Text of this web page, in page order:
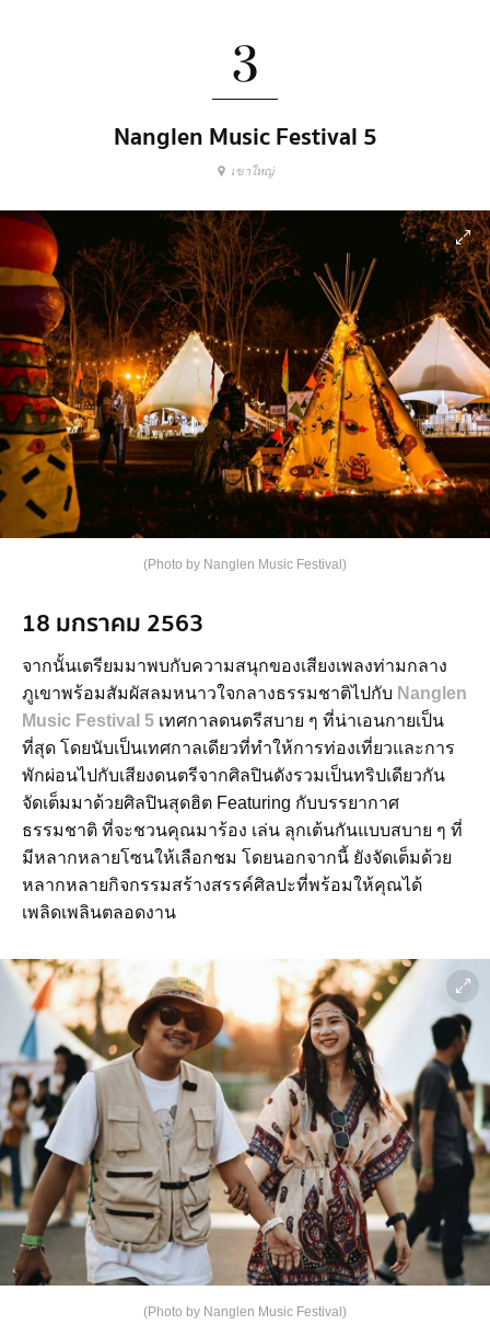
3
Nanglen Music Festival 5
เขาใหญ่
(Photo by Nanglen Music Festival)
18 มกราคม 2563
จากนั้นเตรียมมาพบกับความสนุกของเสียงเพลงท่ามกลาง
ภูเขาพร้อมสัมผัสลมหนาวใจกลางธรรมชาติไปกับ Nanglen
Music Festival 5 เทศกาลดนตรีสบาย ๆ ที่น่าเอนกายเป็น
ที่สุด โดยนับเป็นเทศกาลเดียวที่ทำให้การท่องเที่ยวและการ
พักผ่อนไปกับเสียงดนตรีจากศิลปินดังรวมเป็นทริปเดียวกัน
จัดเต็มมาด้วยศิลปินสุดฮิต Featuring กับบรรยากาศ
ธรรมชาติ ที่จะชวนคุณมาร้อง เล่น ลุกเต้นกันแบบสบาย ๆ ที่
มีหลากหลายโซนให้เลือกชม โดยนอกจากนี้ ยังจัดเต็มด้วย
หลากหลายกิจกรรมสร้างสรรค์ศิลปะที่พร้อมให้คุณได้
เพลิดเพลินตลอดงาน
(Photo by Nanglen Music Festival)